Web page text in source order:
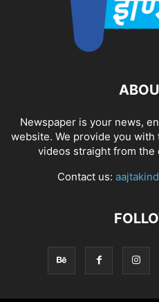
Newspaper is your news,
website. We provide you
videos straight from
Contact us: